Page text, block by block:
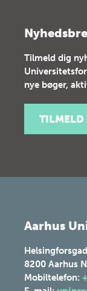
Tilmeld dig
nye bøger,
TILMELD
Aarhus
8200 Aarhus N
Mobiltelefon: